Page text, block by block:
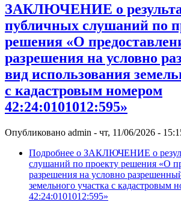
ЗАКЛЮЧЕНИЕ о
публичных слушаний по
решения «О
разрешения на условно
вид использования
с кадастровым номером
42:24:0101012:595»
Опубликовано admin - чт, 11/06/2026 -
Подробнее о ЗАКЛЮЧЕНИЕ о
слушаний по проекту решения «О
разрешения на условно
земельного участка с кадастровым
42:24:0101012:595»